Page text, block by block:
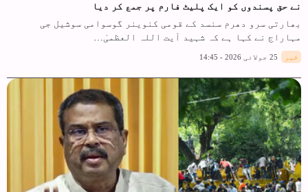
نے حق پسندوں کو ایک پلیٹ فارم پر جمع کر دیا
بھارتی سرو دھرم سنسد کے قومی کنوینر گوسوامی سوشیل جی
مہاراج نے کہا ہے کہ شہید آیت اللہ العظمیٰ…
خبر 25 جولائی 2026 - 14:45